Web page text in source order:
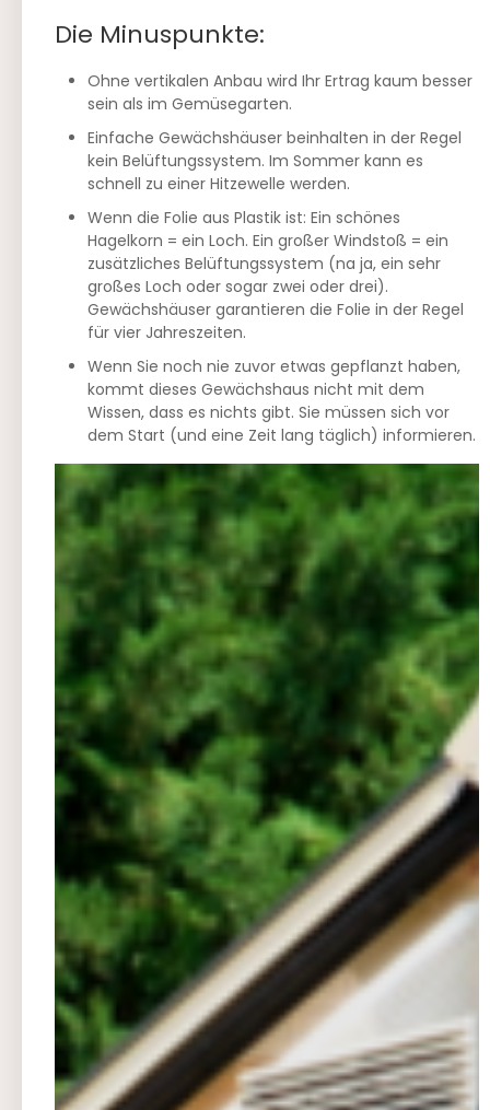
Die Minuspunkte:
Ohne vertikalen Anbau wird Ihr Ertrag kaum besser
sein als im Gemüsegarten.
Einfache Gewächshäuser beinhalten in der Regel
kein Belüftungssystem. Im Sommer kann es
schnell zu einer Hitzewelle werden.
Wenn die Folie aus Plastik ist: Ein schönes
Hagelkorn = ein Loch. Ein großer Windstoß = ein
zusätzliches Belüftungssystem (na ja, ein sehr
großes Loch oder sogar zwei oder drei).
Gewächshäuser garantieren die Folie in der Regel
für vier Jahreszeiten.
Wenn Sie noch nie zuvor etwas gepflanzt haben,
kommt dieses Gewächshaus nicht mit dem
Wissen, dass es nichts gibt. Sie müssen sich vor
dem Start (und eine Zeit lang täglich) informieren.